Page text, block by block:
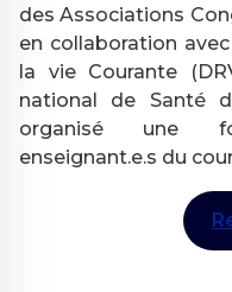
des Associations
en collaboration
la vie Courante
national de Santé
organisé une
enseignant.e.s du